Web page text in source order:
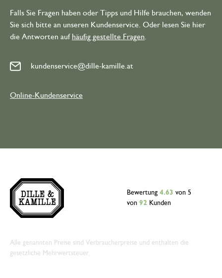
Falls Sie Fragen haben oder Tipps und Hilfe brauchen, wenden
Sie sich bitte an unseren Kundenservice. Oder lesen Sie hier
die Antworten auf häufig gestellte Fragen
kundenservice@dille-kamille.at
Online-Kundenservice
Bewertung 4.63 von 5
von 92 Kunden
Alle genannten Preise sind Verbraucherpreise und enthalten die
gesetzliche Mehrwertsteuer.